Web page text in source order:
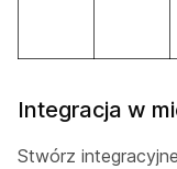
Integracja w
Stwórz